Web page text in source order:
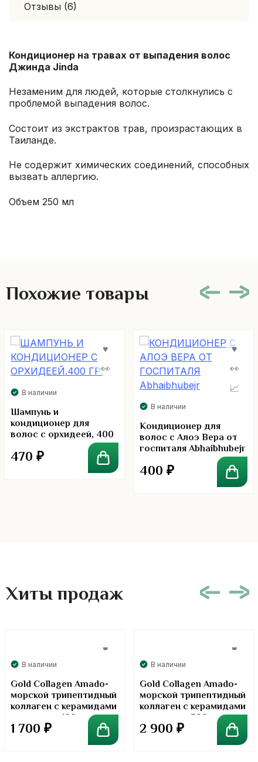
Отзывы (6)
Кондиционер на травах от выпадения волос
Джинда Jinda
Незаменим для людей, которые столкнулись с
проблемой выпадения волос.
Состоит из экстрактов трав, произрастающих в
Таиланде.
Не содержит химических соединений, способных
вызвать аллергию.
Объем 250 мл
Похожие товары
В наличии
Шампунь и
кондиционер для
волос с орхидеей, 400
470 ₽
В наличии
Кондиционер для
волос с Алоэ Вера от
госпиталя Abhaibhubejr
400 ₽
Хиты продаж
В наличии
Gold Collagen Amado-
морской трипептидный
коллаген с керамидами
в порошке. 100 грамм
1 700 ₽
В наличии
Gold Collagen Amado-
морской трипептидный
коллаген с керамидами
в порошке. 300 грамм
2 900 ₽